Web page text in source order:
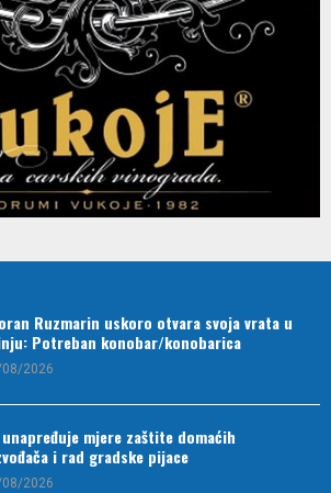
Ruzmarin uskoro otvara svoja vrata u
Potreban konobar/konobarica
2026
unapređuje mjere zaštite domaćih
i rad gradske pijace
2026